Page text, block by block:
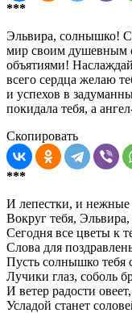
***
Эльвира, солнышко!
мир своим душевным
объятиями!
всего сердца желаю
и успехов в
покидала тебя, а
Скопировать
***
И лепестки, и нежные
Вокруг тебя, Эльвира,
Сегодня все цветы к
Слова для
Пусть солнышко тебя
Лучики глаз, соболь
И ветер радости овеет,
Усладой станет